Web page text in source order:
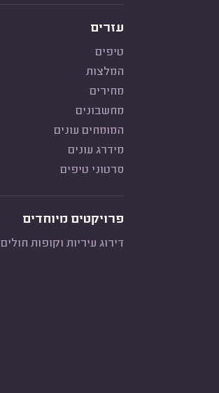
עזרים
טיפים
המלצות
מחירים
מחשבונים
המומחים עונים
מידרג עונים
סרטוני טיפים
פרויקטים מיוחדים
דירוג עיריות וקופות חולים